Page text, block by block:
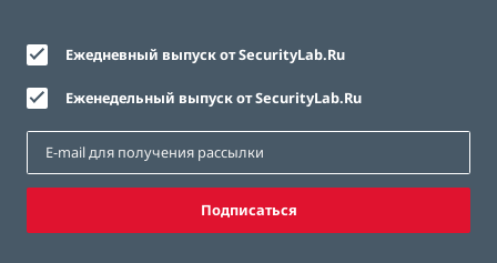
Ежедневный выпуск от SecurityLab.Ru
Еженедельный выпуск от SecurityLab.Ru
Подписаться